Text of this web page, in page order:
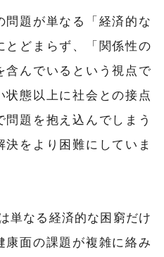
問題が単なる「経済的な
とどまらず、「関係性の
含んでいるという視点で
態以上に社会との接点
題を抱え込んでしまう
決をより困難にしていま
単なる経済的な困窮だけ
康面の課題が複雑に絡み